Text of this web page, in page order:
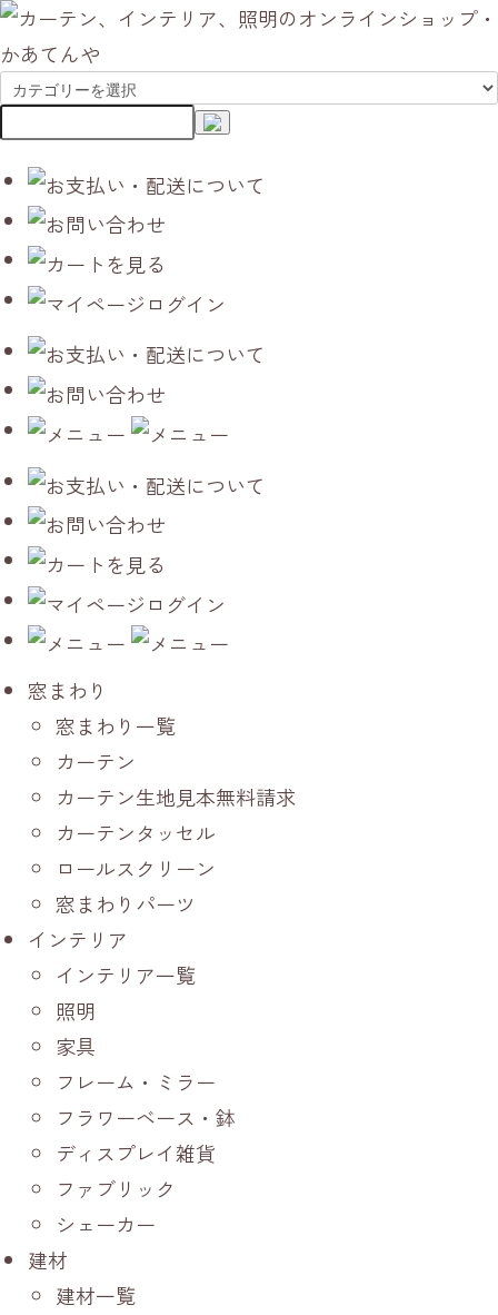
窓まわり
窓まわり一覧
カーテン
カーテン生地見本無料請求
カーテンタッセル
ロールスクリーン
窓まわりパーツ
インテリア
インテリア一覧
照明
家具
フレーム・ミラー
フラワーベース・鉢
ディスプレイ雑貨
ファブリック
シェーカー
建材
建材一覧